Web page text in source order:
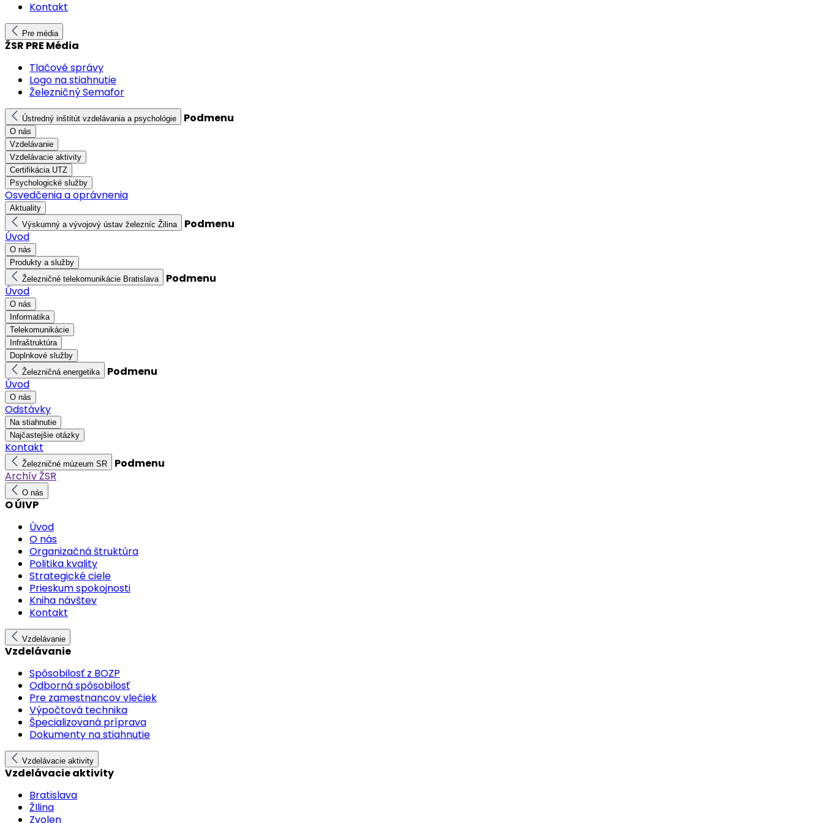
Kontakt
Pre média
ŽSR PRE Média
Tlačové správy
Logo na stiahnutie
Železničný Semafor
Ústredný inštitút vzdelávania a psychológie Podmenu
O nás
Vzdelávanie
Vzdelávacie aktivity
Certifikácia UTZ
Psychologické služby
Osvedčenia a oprávnenia
Aktuality
Výskumný a vývojový ústav železníc Žilina
Podmenu
Úvod
O nás
Produkty a služby
Železničné telekomunikácie Bratislava
Podmenu
Úvod
O nás
Informatika
Telekomunikácie
Infraštruktúra
Doplnkové služby
Železničná energetika
Podmenu
Úvod
O nás
Odstávky
Na stiahnutie
Najčastejšie otázky
Kontakt
Železničné múzeum SR
Podmenu
Archív ŽSR
O nás
O ÚIVP
Úvod
O nás
Organizačná štruktúra
Politika kvality
Strategické ciele
Prieskum spokojnosti
Kniha návštev
Kontakt
Vzdelávanie
Vzdelávanie
Spôsobilosť z BOZP
Odborná spôsobilosť
Pre zamestnancov vlečiek
Výpočtová technika
Špecializovaná príprava
Dokumenty na stiahnutie
Vzdelávacie aktivity
Vzdelávacie aktivity
Bratislava
ŽIlina
Zvolen